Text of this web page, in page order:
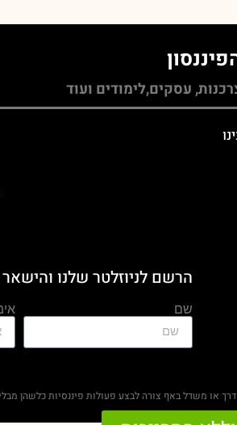
עסקים,לימודים ועוד
הרשם לניוזלטר שלנו
שם
או משדל באף צורה לבצע פעולות פיננסיות כלשהן